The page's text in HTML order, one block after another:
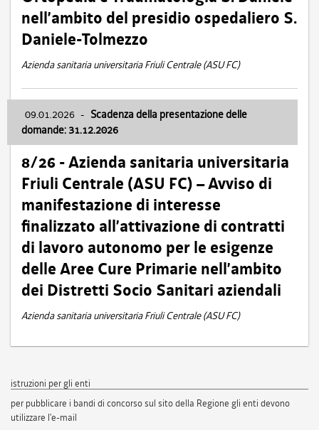
nell’ambito del presidio ospedaliero S.
Daniele-Tolmezzo
Azienda sanitaria universitaria Friuli Centrale (ASU FC)
09.01.2026 - Scadenza della presentazione delle
domande: 31.12.2026
8/26 - Azienda sanitaria universitaria
Friuli Centrale (ASU FC) – Avviso di
manifestazione di interesse
finalizzato all’attivazione di contratti
di lavoro autonomo per le esigenze
delle Aree Cure Primarie nell’ambito
dei Distretti Socio Sanitari aziendali
Azienda sanitaria universitaria Friuli Centrale (ASU FC)
istruzioni per gli enti
per pubblicare i bandi di concorso sul sito della Regione gli enti devono
utilizzare l'e-mail